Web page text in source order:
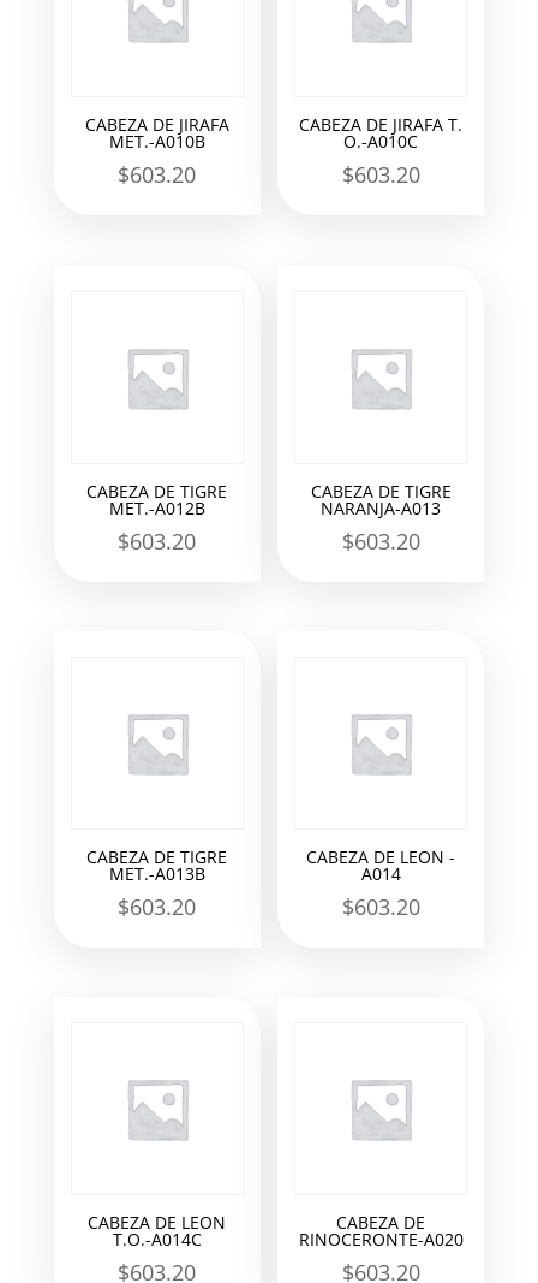
CABEZA DE JIRAFA
MET.-A010B
$603.20
CABEZA DE JIRAFA T.
O.-A010C
$603.20
CABEZA DE TIGRE
MET.-A012B
$603.20
CABEZA DE TIGRE
NARANJA-A013
$603.20
CABEZA DE TIGRE
MET.-A013B
$603.20
CABEZA DE LEON -
A014
$603.20
CABEZA DE LEON
T.O.-A014C
$603.20
CABEZA DE
RINOCERONTE-A020
$603.20